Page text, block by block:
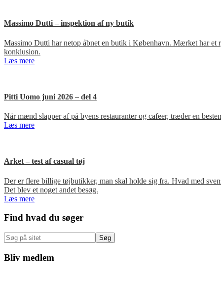
Massimo Dutti – inspektion af ny butik
Massimo Dutti har netop åbnet en butik i København. Mærket har et
konklusion.
Læs mere
Pitti Uomo juni 2026 – del 4
Når mænd slapper af på byens restauranter og cafeer, træder en
Læs mere
Arket – test af casual tøj
Der er flere billige tøjbutikker, man skal holde sig fra. Hvad med
Det blev et noget andet besøg.
Læs mere
Primær
Sidebar
Find hvad du søger
Søg
på
sitet
Bliv medlem